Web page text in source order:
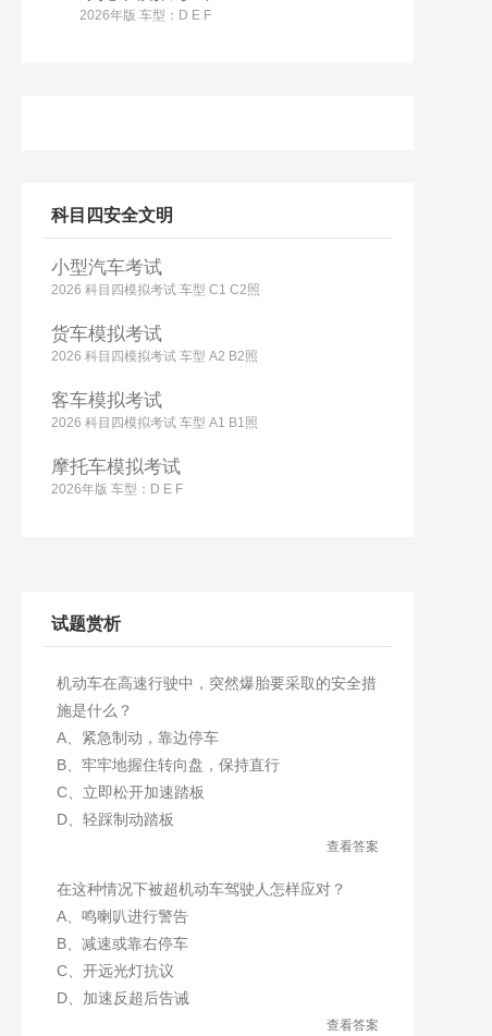
2026年版 车型：D E F
科目四安全文明
小型汽车考试
2026 科目四模拟考试 车型 C1 C2照
货车模拟考试
2026 科目四模拟考试 车型 A2 B2照
客车模拟考试
2026 科目四模拟考试 车型 A1 B1照
摩托车模拟考试
2026年版 车型：D E F
试题赏析
机动车在高速行驶中，突然爆胎要采取的安全措
施是什么？
A、紧急制动，靠边停车
B、牢牢地握住转向盘，保持直行
C、立即松开加速踏板
D、轻踩制动踏板
查看答案
在这种情况下被超机动车驾驶人怎样应对？
A、鸣喇叭进行警告
B、减速或靠右停车
C、开远光灯抗议
D、加速反超后告诫
查看答案